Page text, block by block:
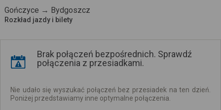
Gończyce → Bydgoszcz
Rozkład jazdy i bilety
Brak połączeń bezpośrednich. Sprawdź
połączenia z przesiadkami.
Nie udało się wyszukać połączeń bez przesiadek na ten dzień.
Poniżej przedstawiamy inne optymalne połączenia.